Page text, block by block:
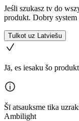
Jeśli szukasz tv do
produkt. Dobry system
Tulkot uz Latviešu
Jā, es iesaku šo
Šī atsauksme tika
Ambilight